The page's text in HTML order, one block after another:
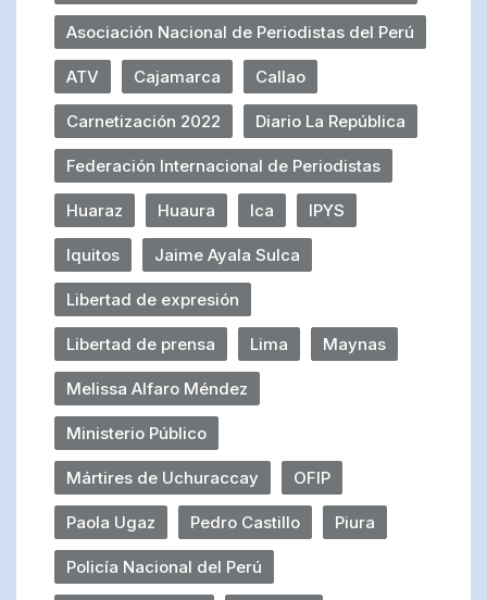
Asociación Nacional de Periodistas del Perú
ATV Cajamarca Callao
Carnetización 2022 Diario La República
Federación Internacional de Periodistas
Huaraz Huaura Ica IPYS
Iquitos Jaime Ayala Sulca
Libertad de expresión
Libertad de prensa Lima Maynas
Melissa Alfaro Méndez
Ministerio Público
Mártires de Uchuraccay OFIP
Paola Ugaz Pedro Castillo Piura
Policía Nacional del Perú